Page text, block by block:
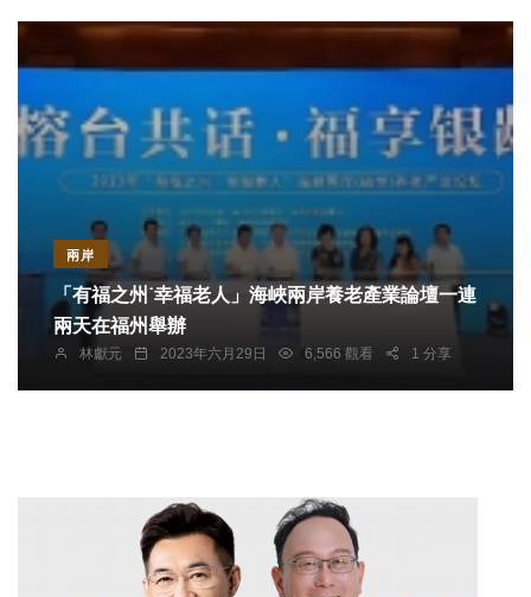
兩岸
「有福之州˙幸福老人」海峽兩岸養老產業論壇一連
兩天在福州舉辦
林獻元 2023年六月29日 6,566 觀看 1 分享